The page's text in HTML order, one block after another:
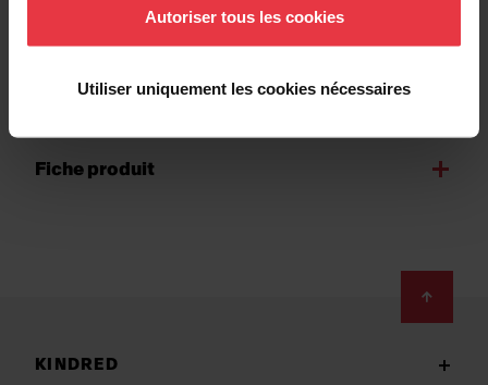
Autoriser tous les cookies
Utiliser uniquement les cookies nécessaires
Téléchargements
Fiche produit
KINDRED